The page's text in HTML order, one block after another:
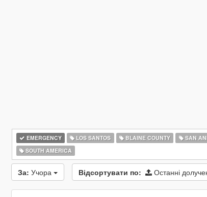
EMERGENCY LOS SANTOS BLAINE COUNTY SAN
SOUTH AMERICA
За: Учора Відсортувати по: Останні